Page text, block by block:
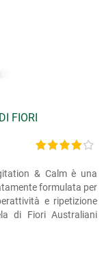
FIORI
& Calm è una
formulata per
e ripetizione
di Fiori Australiani